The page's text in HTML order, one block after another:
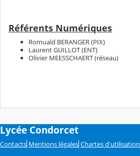
Référents Numériques
Romuald BERANGER (PIX)
Laurent GUILLOT (ENT)
Olivier MEESSCHAERT (réseau)
Lycée Condorcet
Contacts Mentions légales Chartes d'utilisation